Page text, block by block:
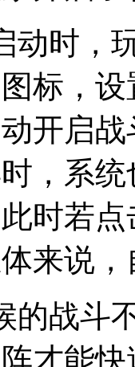
动时，
标，
开启
，系
时若
来说
的战斗
才能